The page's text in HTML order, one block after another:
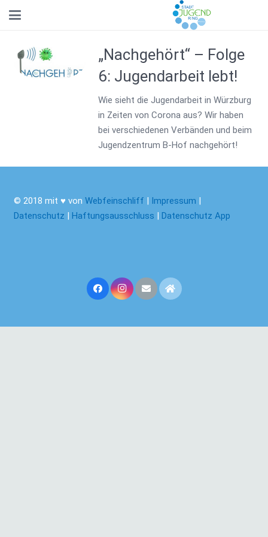
„Nachgehört“ – Folge
6: Jugendarbeit lebt!
Wie sieht die Jugendarbeit in Würzburg
in Zeiten von Corona aus? Wir haben
bei verschiedenen Verbänden und beim
Jugendzentrum B-Hof nachgehört!
© 2018 mit ♥ von Webfeinschliff | Impressum |
Datenschutz | Haftungsausschluss | Datenschutz App